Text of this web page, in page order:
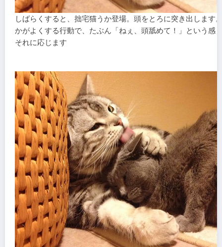
しばらくすると、拙宅猫うか登場。頭をとろに突き出します
かがよくする行動で、たぶん「ねぇ、頭舐めて！」という感
それに応じます